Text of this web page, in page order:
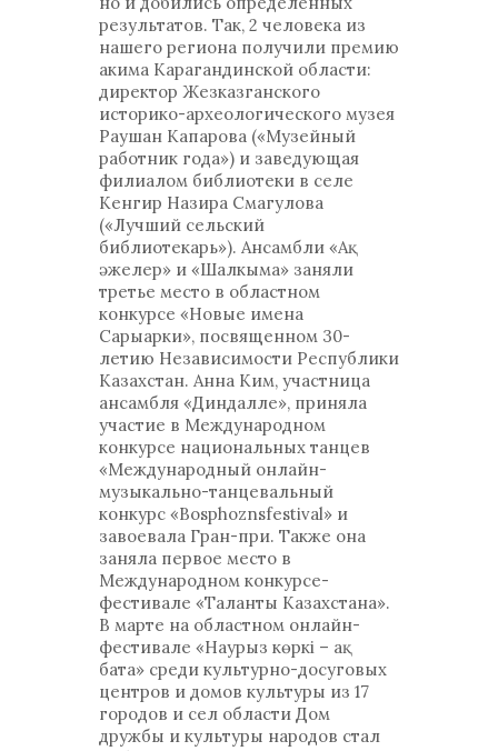
результатов. Так, 2 человека из
нашего региона получили премию
акима Карагандинской области:
директор Жезказганского
историко-археологического музея
Раушан Капарова («Музейный
работник года») и заведующая
филиалом библиотеки в селе
Кенгир Назира Смагулова
(«Лучший сельский
библиотекарь»). Ансамбли «Ақ
әжелер» и «Шалкыма» заняли
третье место в областном
конкурсе «Новые имена
Сарыарки», посвященном 30-
летию Независимости Республики
Казахстан. Анна Ким, участница
ансамбля «Диндалле», приняла
участие в Международном
конкурсе национальных танцев
«Международный онлайн-
музыкально-танцевальный
конкурс «Bosphoznsfestival» и
завоевала Гран-при. Также она
заняла первое место в
Международном конкурсе-
фестивале «Таланты Казахстана».
В марте на областном онлайн-
фестивале «Наурыз көркі – ақ
бата» среди культурно-досуговых
центров и домов культуры из 17
городов и сел области Дом
дружбы и культуры народов стал